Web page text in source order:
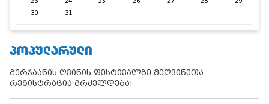
30
31
ᲞᲝᲞᲣᲚᲐᲠᲣᲚᲘ
გურჯაანის ღვინის ფესტივალზე მეღვინეთა
რეგისტრაცია გრძელდება!